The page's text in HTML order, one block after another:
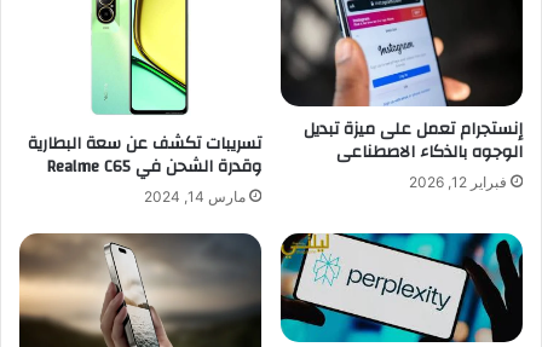
إنستجرام تعمل على ميزة تبديل
الوجوه بالذكاء الاصطناعى
فبراير 12, 2026
تسريبات تكشف عن سعة البطارية
وقدرة الشحن في Realme C65
مارس 14, 2024